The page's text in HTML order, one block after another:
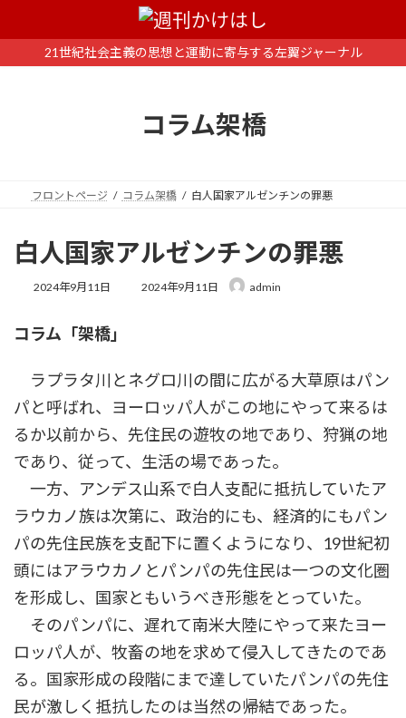
ン
ー
21世紀社会主義の思想と運動に寄与する左翼ジャーナル
コラム架橋
フロントページ コラム架橋 白人国家アルゼンチンの罪悪
白人国家アルゼンチンの罪悪
2024年9月11日
最
:
2024年9月11日 admin
コラム「架橋」
ラプラタ川とネグロ川の間に広がる大草原はパン
パと呼ばれ、ヨーロッパ人がこの地にやって来るは
るか以前から、先住民の遊牧の地であり、狩猟の地
であり、従って、生活の場であった。
一方、アンデス山系で白人支配に抵抗していたア
ラウカノ族は次第に、政治的にも、経済的にもパン
パの先住民族を支配下に置くようになり、19世紀初
頭にはアラウカノとパンパの先住民は一つの文化圏
を形成し、国家ともいうべき形態をとっていた。
そのパンパに、遅れて南米大陸にやって来たヨー
ロッパ人が、牧畜の地を求めて侵入してきたのであ
る。国家形成の段階にまで達していたパンパの先住
民が激しく抵抗したのは当然の帰結であった。